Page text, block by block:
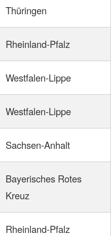
Thüringen
Rheinland-Pfalz
Westfalen-Lippe
Westfalen-Lippe
Sachsen-Anhalt
Bayerisches Rotes
Kreuz
Rheinland-Pfalz